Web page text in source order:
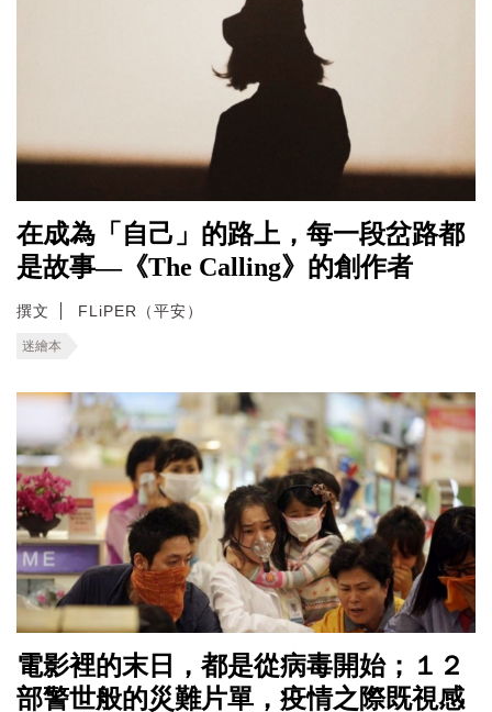
在成為「自己」的路上，每一段岔路都
是故事—《The Calling》的創作者
撰文 FLiPER（平安）
迷繪本
電影裡的末日，都是從病毒開始；１２
部警世般的災難片單，疫情之際既視感